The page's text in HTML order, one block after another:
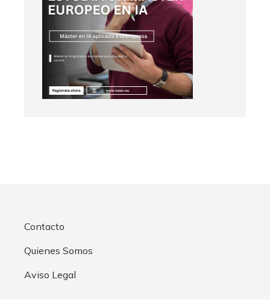
Contacto
Quienes Somos
Aviso Legal